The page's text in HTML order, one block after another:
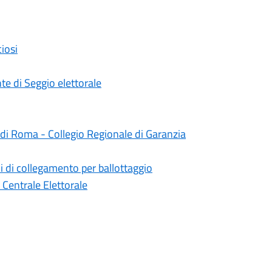
di Seggio elettorale
Roma - Collegio Regionale di Garanzia
collegamento per ballottaggio
Elettorale